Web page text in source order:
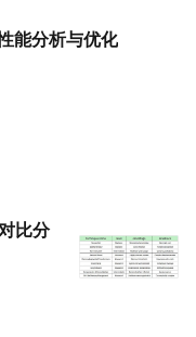
能分析与优化
比分